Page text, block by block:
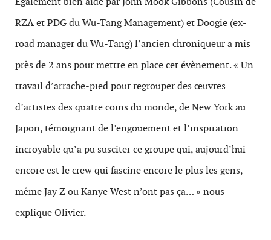
RZA et PDG du Wu-Tang Management) et Doogie (ex-
road manager du Wu-Tang) l’ancien chroniqueur a mis
près de 2 ans pour mettre en place cet évènement. « Un
travail d’arrache-pied pour regrouper des œuvres
d’artistes des quatre coins du monde, de New York au
Japon, témoignant de l’engouement et l’inspiration
incroyable qu’a pu susciter ce groupe qui, aujourd’hui
encore est le crew qui fascine encore le plus les gens,
même Jay Z ou Kanye West n’ont pas ça… » nous
explique Olivier.